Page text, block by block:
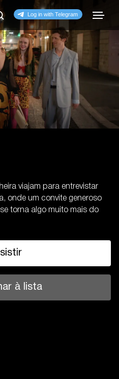
viajam para entrevistar
onde um convite generoso
torna algo muito mais do
à lista